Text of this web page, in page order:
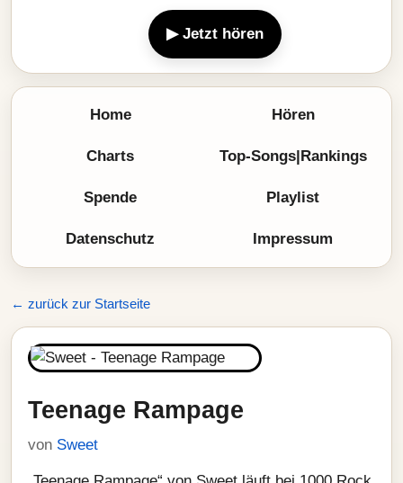
▶ Jetzt hören
Home Hören
Charts Top-Songs|Rankings
Spende Playlist
Datenschutz Impressum
← zurück zur Startseite
Teenage Rampage
von Sweet